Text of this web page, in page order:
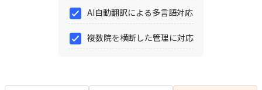
AI自動翻訳による多言語対応
複数院を横断した管理に対応